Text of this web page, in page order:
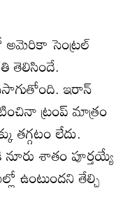
అమెరికా సెంట్రల్
తెలిసిందే.
ఇరాన్
ట్రంప్ మాత్రం
తగ్గటం లేదు.
శాతం పూర్తయ్యే
ఉంటుందని తేల్చి